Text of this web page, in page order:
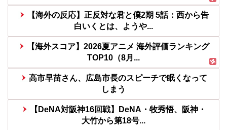
【海外の反応】正反対な君と僕2期 5話：西から告
白いくとは、ようや...
【海外スコア】2026夏アニメ 海外評価ランキング
TOP10（8月...
高市早苗さん、広島市長のスピーチで眠くなって
しまう
【DeNA対阪神16回戦】DeNA・牧秀悟、阪神・
大竹から第18号...